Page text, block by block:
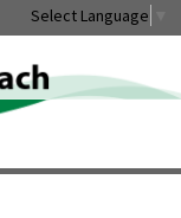
Select Language